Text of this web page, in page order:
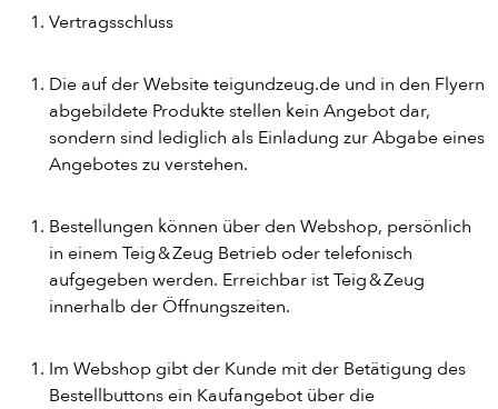
Vertragsschluss
Die auf der Website teigundzeug.de und in den Flyern
abgebildete Produkte stellen kein Angebot dar,
sondern sind lediglich als Einladung zur Abgabe eines
Angebotes zu verstehen.
Bestellungen können über den Webshop, persönlich
in einem Teig & Zeug Betrieb oder telefonisch
aufgegeben werden. Erreichbar ist Teig & Zeug
innerhalb der Öffnungszeiten.
Im Webshop gibt der Kunde mit der Betätigung des
Bestellbuttons ein Kaufangebot über die